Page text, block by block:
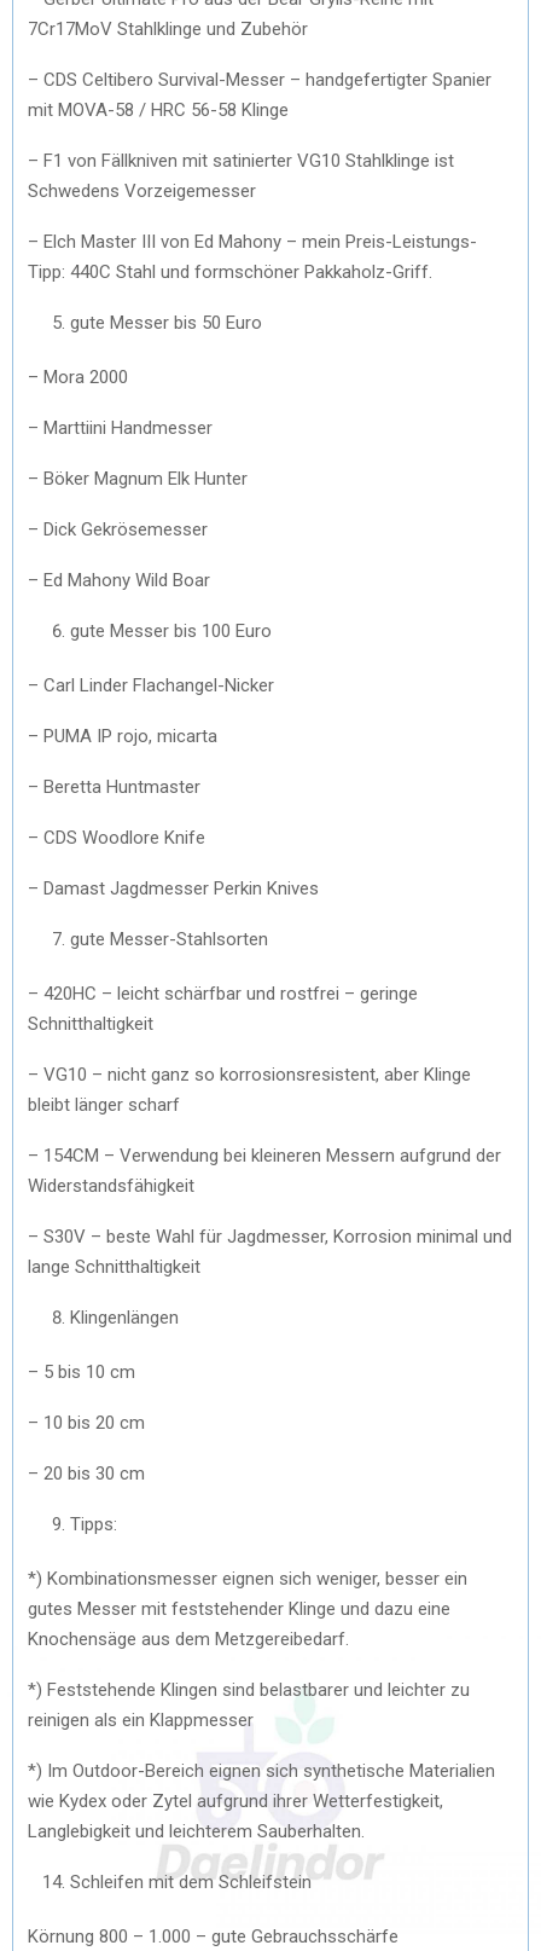
7Cr17MoV Stahlklinge und Zubehör
– CDS Celtibero Survival-Messer – handgefertigter Spanier
mit MOVA-58 / HRC 56-58 Klinge
– F1 von Fällkniven mit satinierter VG10 Stahlklinge ist
Schwedens Vorzeigemesser
– Elch Master III von Ed Mahony – mein Preis-Leistungs-
Tipp: 440C Stahl und formschöner Pakkaholz-Griff.
gute Messer bis 50 Euro
– Mora 2000
– Marttiini Handmesser
– Böker Magnum Elk Hunter
– Dick Gekrösemesser
– Ed Mahony Wild Boar
gute Messer bis 100 Euro
– Carl Linder Flachangel-Nicker
– PUMA IP rojo, micarta
– Beretta Huntmaster
– CDS Woodlore Knife
– Damast Jagdmesser Perkin Knives
gute Messer-Stahlsorten
– 420HC – leicht schärfbar und rostfrei – geringe
Schnitthaltigkeit
– VG10 – nicht ganz so korrosionsresistent, aber Klinge
bleibt länger scharf
– 154CM – Verwendung bei kleineren Messern aufgrund der
Widerstandsfähigkeit
– S30V – beste Wahl für Jagdmesser, Korrosion minimal und
lange Schnitthaltigkeit
Klingenlängen
– 5 bis 10 cm
– 10 bis 20 cm
– 20 bis 30 cm
Tipps:
*) Kombinationsmesser eignen sich weniger, besser ein
gutes Messer mit feststehender Klinge und dazu eine
Knochensäge aus dem Metzgereibedarf.
*) Feststehende Klingen sind belastbarer und leichter zu
reinigen als ein Klappmesser
*) Im Outdoor-Bereich eignen sich synthetische Materialien
wie Kydex oder Zytel aufgrund ihrer Wetterfestigkeit,
Langlebigkeit und leichterem Sauberhalten.
Schleifen mit dem Schleifstein
Körnung 800 – 1.000 – gute Gebrauchsschärfe